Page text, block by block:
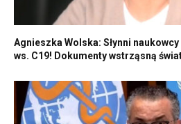
Agnieszka Wolska: Słynni
ws. C19! Dokumenty wstrząsną